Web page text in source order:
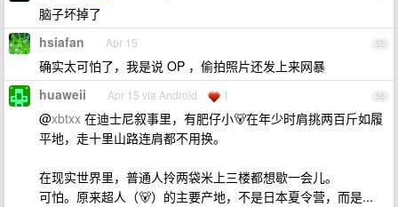
脑子坏掉了
55
hsiafan Apr 15
确实太可怕了，我是说 OP ，偷拍照片还发上来网暴
56
huaweii Apr 15 via Android 1
@xbtxx 在迪士尼叙事里，有肥仔小🐻在年少时肩挑两百斤如履
平地，走十里山路连肩都不用换。
在现实世界里，普通人拎两袋米上三楼都想歇一会儿。
可怕。原来超人（🐻）的主要产地，不是日本夏令营，而是...